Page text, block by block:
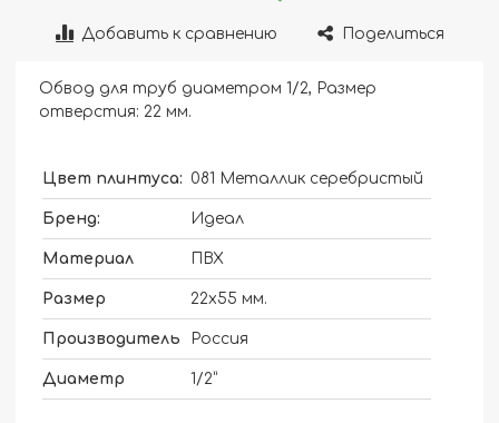
Добавить к сравнению Поделиться
Обвод для труб диаметром 1/2, Размер
отверстия: 22 мм.
Цвет плинтуса: 081 Металлик серебристый
Бренд: Идеал
Материал ПВХ
Размер 22х55 мм.
Производитель Россия
Диаметр 1/2”